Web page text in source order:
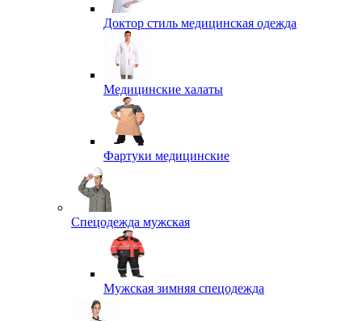
Доктор стиль медицинская одежда
Медицинские халаты
Фартуки медицинские
Спецодежда мужская
Мужская зимняя спецодежда